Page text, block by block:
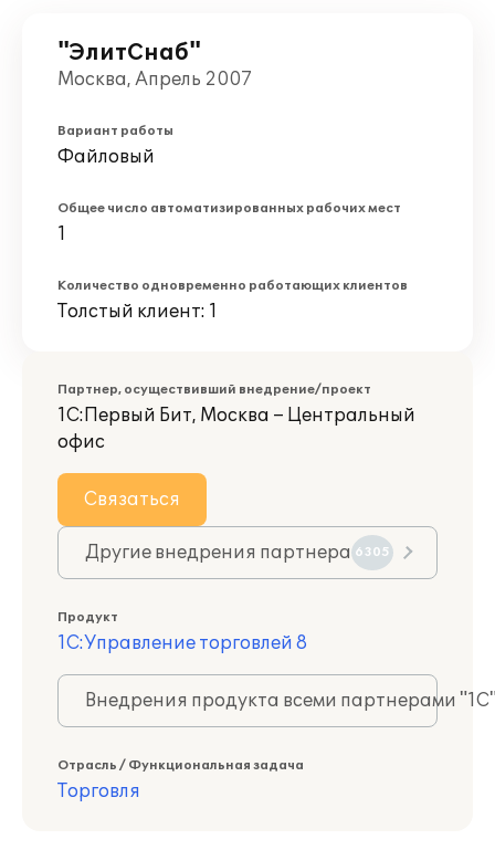
"ЭлитСнаб"
Москва, Апрель 2007
Вариант работы
Файловый
Общее число автоматизированных рабочих мест
1
Количество одновременно работающих клиентов
Толстый клиент: 1
Партнер, осуществивший внедрение/проект
1С:Первый Бит, Москва – Центральный
офис
Связаться
Другие внедрения партнера 6305
Продукт
1С:Управление торговлей 8
Внедрения продукта всеми партнерами
Отрасль / Функциональная задача
Торговля